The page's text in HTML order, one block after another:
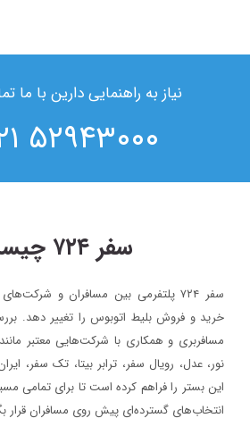
نیاز به راهنمایی دارین با ما
۵۲۹۴۳۰۰۰ ۰۲۱
سفر ۷۲۴ چیست؟
سفر ۷۲۴ پلتفرمی بین مسافران و
خرید و فروش بلیط اتوبوس را تغییر دهد.
مسافربری و همکاری با شرکت‌هایی معتبر
نور، عدل، رویال سفر، ترابر بیتا، تک سفر،
این بستر را فراهم کرده است تا برای تمامی
انتخاب‌های گسترده‌ای پیش روی مسافران قرار